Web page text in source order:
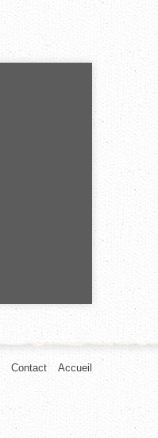
Accueil
Contact